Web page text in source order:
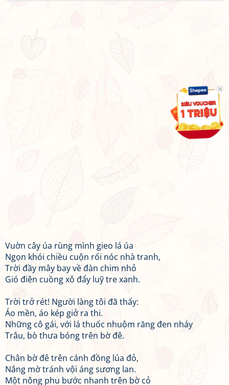
Vuờn cây úa rùng mình gieo lá úa
Ngọn khói chiều cuộn rối nóc nhà tranh,
Trời đầy mây bay về đàn chim nhỏ
Gió điên cuồng xô đẩy luỹ tre xanh.
Trời trở rét! Người làng tôi đã thấy:
Áo mền, áo kép giở ra thi.
Những cô gái, với lá thuốc nhuộm răng đen nháy
Trâu, bò thưa bóng trên bờ đê.
Chân bờ đê trên cánh đồng lúa đỏ,
Nắng mờ tránh vội áng sương lan.
Một nông phu bước nhanh trên bờ cỏ